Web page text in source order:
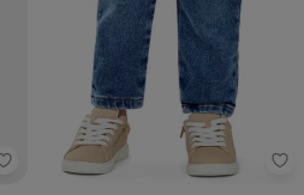
Up Baby - Calça Suedine